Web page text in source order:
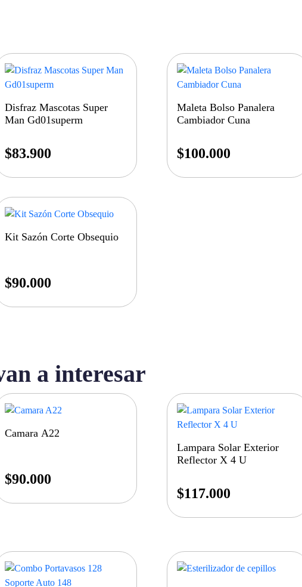
Disfraz Mascotas Super
Man Gd01superm
$83.900
Maleta Bolso Panalera
Cambiador Cuna
$100.000
Kit Sazón Corte Obsequio
$90.000
a interesar
Camara A22
$90.000
Lampara Solar Exterior
Reflector X 4 U
$117.000